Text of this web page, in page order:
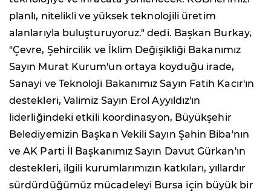
planlı, nitelikli ve yüksek teknolojili üretim
alanlarıyla buluşturuyoruz." dedi. Başkan Burkay,
"Çevre, Şehircilik ve İklim Değişikliği Bakanımız
Sayın Murat Kurum'un ortaya koyduğu irade,
Sanayi ve Teknoloji Bakanımız Sayın Fatih Kacır'ın
destekleri, Valimiz Sayın Erol Ayyıldız'ın
liderliğindeki etkili koordinasyon, Büyükşehir
Belediyemizin Başkan Vekili Sayın Şahin Biba'nın
ve AK Parti İl Başkanımız Sayın Davut Gürkan'ın
destekleri, ilgili kurumlarımızın katkıları, yıllardır
sürdürdüğümüz mücadeleyi Bursa için büyük bir